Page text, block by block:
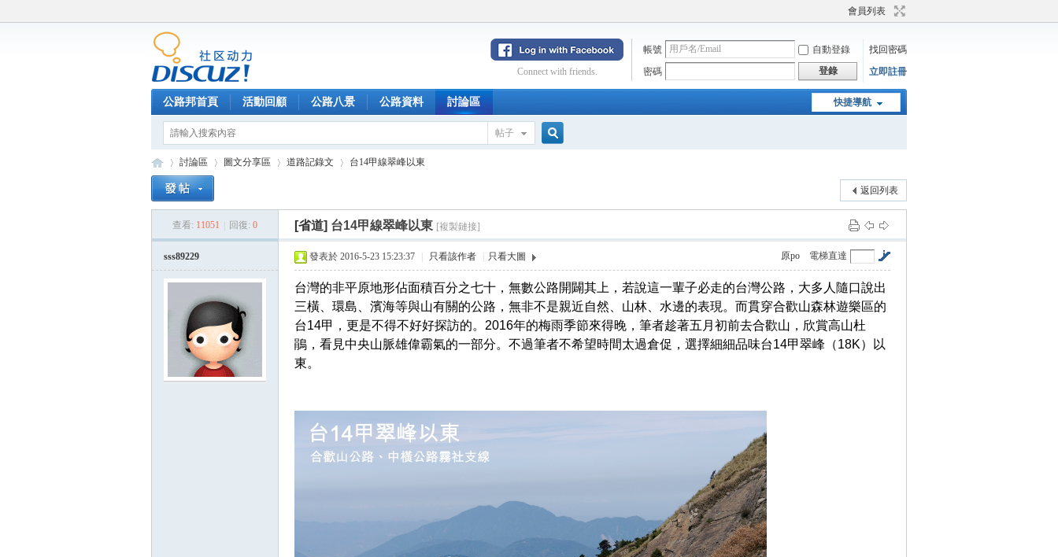
會員列表
帳號 自動登錄
找回密碼
密碼
登錄 立即註冊
Connect with friends.
快捷導航
公路邦首頁 活動回顧 公路八景 公路資料 討論區
帖子
討論區
›
圖文分享區 道路記錄文
›
台14甲線翠峰以東
返回列表
查看: 11051 回復: 0 [省道] 台14甲線翠峰以東 [複製鏈接]
sss89229 電梯直達
原po
發表於 2016-5-23 15:23:37 只看該作者 只看大圖
台灣的非平原地形佔面積百分之七十，無數公路開闢其上，若說這一輩子必走的台灣公路，大多人隨口說出
三橫、環島、濱海等與山有關的公路，無非不是親近自然、山林、水邊的表現。而貫穿合歡山森林遊樂區的
台14甲，更是不得不好好探訪的。2016年的梅雨季節來得晚，筆者趁著五月初前去合歡山，欣賞高山杜
鵑，看見中央山脈雄偉霸氣的一部分。不過筆者不希望時間太過倉促，選擇細細品味台14甲翠峰（18K）以
東。